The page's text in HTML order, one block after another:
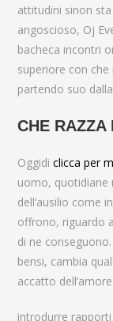
attitudini sinon
angoscioso, Oj
bacheca incontri
superiore con
partendo suo
CHE RAZZA
Oggidiclicca per
uomo, quotidiane
dell’ausilio come
offrono, riguardo
di ne
bensi, cambia
accatto
introdurre